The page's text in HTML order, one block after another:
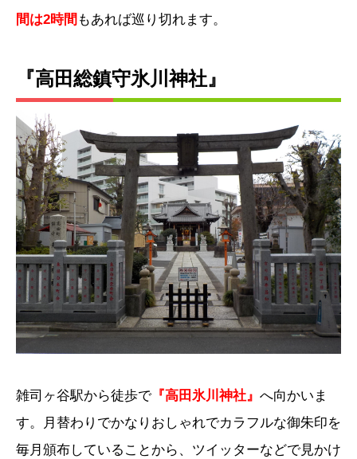
間は2時間 もあれば巡り切れます。
『高田総鎮守氷川神社』
雑司ヶ谷駅から徒歩で『高田氷川神社』 へ向かいま
す。月替わりでかなりおしゃれでカラフルな御朱印を
毎月頒布していることから、ツイッターなどで見かけ